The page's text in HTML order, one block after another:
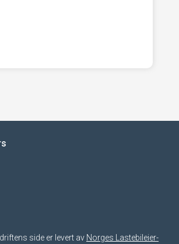
side er levert av Norges Lastebileier-